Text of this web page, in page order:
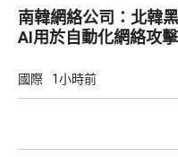
南韓網絡公司：北韓
AI用於自動化網絡攻擊
國際 1小時前